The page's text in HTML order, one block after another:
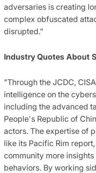
adversaries is creating
complex obfuscated
disrupted.”
Industry Quotes About
"Through the JCDC,
intelligence on the
including the advanced
People's Republic of
actors. The expertise of
like its Pacific Rim
community more insights
behaviors. By working